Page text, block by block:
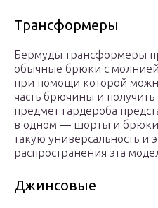
Трансформеры
Бермуды трансформеры
обычные брюки с
при помощи которой
часть брючины и получить
предмет гардероба
в одном — шорты и
такую универсальность и
распространения эта
Джинсовые